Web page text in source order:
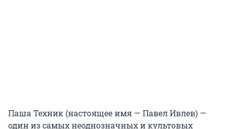
Паша Техник (настоящее имя — Павел Ивлев) —
один из самых неоднозначных и культовых